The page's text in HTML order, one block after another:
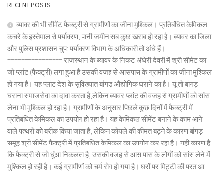
RECENT POSTS
ब्यावर की भी सीमेंट फैक्ट्री से ग्रामीणों का जीना मुश्किल। प्रतिबंधित केमिकल
कचरे के इस्तेमाल से पर्यावरण, पानी जमीन सब कुछ खराब हो रहा है। ब्यावर का जिला
और पुलिस प्रशासन चुप: पर्यावरण विभाग के अधिकारी तो अंधे हैं।
================ राजस्थान के ब्यावर के निकट अंधेरी देवरी में श्री सीमेंट का
जो प्लांट (फैक्ट्री) लगा हुआ है उसकी वजह से आसपास के ग्रामीणों का जीना मुश्किल
हो गया है। यह प्लांट देश के सुविख्यात बांगड़ औद्योगिक घराने का है। यूं तो बांगड़
घराना समाजसेवा का दावा करता है,लेकिन ब्यावर प्लांट की वजह से ग्रामीणों को सांस
लेना भी मुश्किल हो रहा है। ग्रामीणों के अनुसार पिछले कुछ दिनों में फैक्ट्री में
प्रतिबंधित केमिकल का उपयोग हो रहा है। यह केमिकल सीमेंट बनाने के काम आने
वाले पत्थरों को बरीक किया जाता है, लेकिन कोयले की कीमत बढ़ने के कारण बांगड़
समूह श्री सीमेंट फैक्ट्री में प्रतिबंधित केमिकल का उपयोग कर रहा है। यही कारण है
कि फैक्ट्री से जो धुंआ निकलता है, उसकी वजह से आस पास के लोगों को सांस लेने में
मुश्किल हो रही है। कई ग्रामीणों को चर्म रोग हो गया है। घरों पर मिट्टी की परत आ